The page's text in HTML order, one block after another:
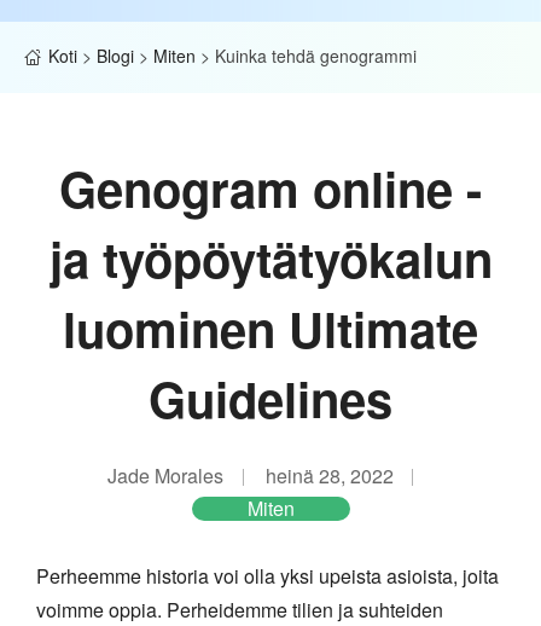
Koti > Blogi > Miten > Kuinka tehdä genogrammi
Genogram online -
ja työpöytätyökalun
luominen Ultimate
Guidelines
Jade Morales
heinä 28, 2022
Miten
Perheemme historia voi olla yksi upeista asioista, joita
voimme oppia. Perheidemme tilien ja suhteiden